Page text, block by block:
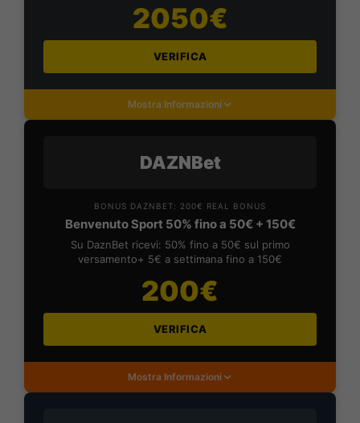
2050€
VERIFICA
Mostra Informazioni
DAZNBet
BONUS DAZNBET: 200€ REAL BONUS
Benvenuto Sport 50% fino a 50€ + 150€
Su DaznBet ricevi: 50% fino a 50€ sul primo
versamento+ 5€ a settimana fino a 150€
200€
VERIFICA
Mostra Informazioni